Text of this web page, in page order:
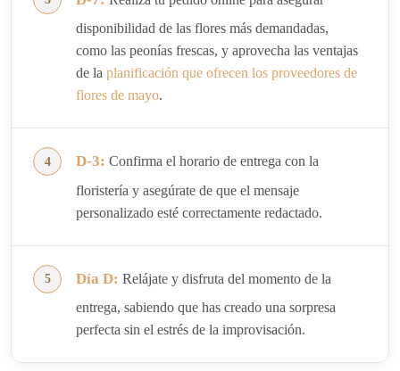
disponibilidad de las flores más demandadas,
como las peonías frescas, y aprovecha las ventajas
de la planificación que ofrecen los proveedores de
flores de mayo.
D-3: Confirma el horario de entrega con la
floristería y asegúrate de que el mensaje
personalizado esté correctamente redactado.
Día D: Relájate y disfruta del momento de la
entrega, sabiendo que has creado una sorpresa
perfecta sin el estrés de la improvisación.